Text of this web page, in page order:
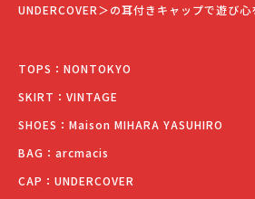
UNDERCOVER＞の耳付きキャップで遊び心
TOPS：NONTOKYO
SKIRT：VINTAGE
SHOES：Maison MIHARA YASUHIRO
BAG：arcmacis
CAP：UNDERCOVER